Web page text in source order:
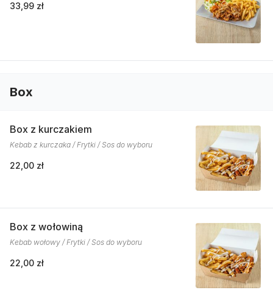
33,99 zł
Box
Box z kurczakiem
Kebab z kurczaka / Frytki / Sos do wyboru
22,00 zł
Box z wołowiną
Kebab wołowy / Frytki / Sos do wyboru
22,00 zł